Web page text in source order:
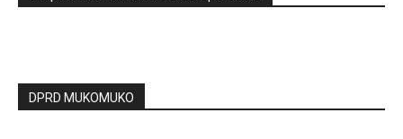
DPRD MUKOMUKO